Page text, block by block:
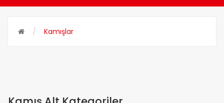
Kamışlar